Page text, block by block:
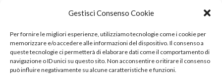
Gestisci Consenso Cookie
Per fornire le migliori esperienze, utilizziamo tecnologie come i cookie per
memorizzare e/o accedere alle informazioni del dispositivo. Il consenso a
queste tecnologie ci permetterà di elaborare dati come il comportamento di
navigazione o ID unici su questo sito. Non acconsentire o ritirare il consenso
può influire negativamente su alcune caratteristiche e funzioni.
antoniopalumbo.it
Cookie Policy (UE)